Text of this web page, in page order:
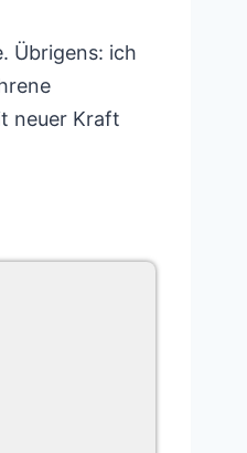
Übrigens: ich
neuer Kraft